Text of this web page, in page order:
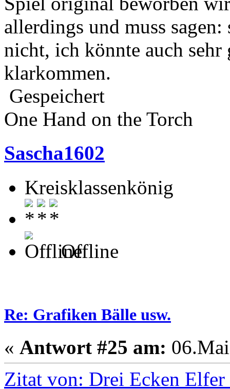
allerdings und muss
nicht, ich könnte auch sehr
klarkommen.
Gespeichert
One Hand on the Torch
Sascha1602
Kreisklassenkönig
Offline
Re: Grafiken Bälle usw.
« Antwort #25 am:
Zitat von: Drei Ecken